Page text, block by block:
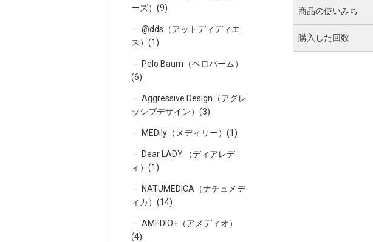
ーズ）(9)
@dds（アットディディエ
ス）(1)
Pelo Baum（ペロバーム）
(6)
Aggressive Design（アグレ
ッシブデザイン）(3)
MEDily（メディリー）(1)
Dear LADY.（ディアレデ
ィ）(1)
NATUMEDICA（ナチュメデ
ィカ）(14)
AMEDIO+（アメディオ）
(4)
商品の使いみち
購入した回数